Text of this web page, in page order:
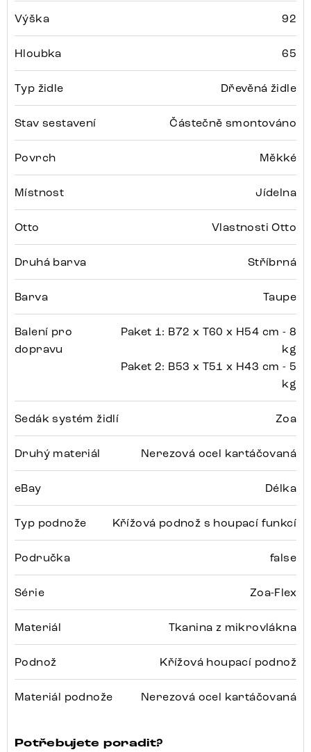
Výška 92
Hloubka 65
Typ židle Dřevěná židle
Stav sestavení Částečně smontováno
Povrch Měkké
Místnost Jídelna
Otto Vlastnosti Otto
Druhá barva Stříbrná
Barva Taupe
Balení pro
dopravu
Paket 1: B72 x T60 x H54 cm - 8
kg
Paket 2: B53 x T51 x H43 cm - 5
kg
Sedák systém židlí Zoa
Druhý materiál Nerezová ocel kartáčovaná
eBay Délka
Typ podnože Křížová podnož s houpací funkcí
Područka false
Série Zoa-Flex
Materiál Tkanina z mikrovlákna
Podnož Křížová houpací podnož
Materiál podnože Nerezová ocel kartáčovaná
Potřebujete poradit?